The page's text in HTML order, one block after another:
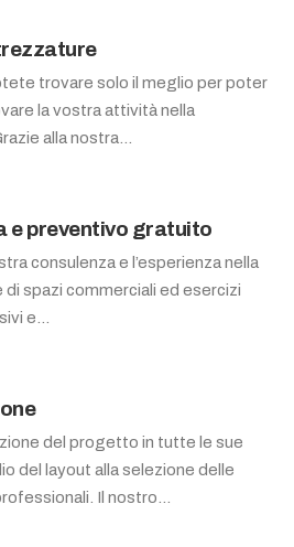
trovare solo il meglio per poter
la vostra attività nella
alla nostra...
e preventivo gratuito
consulenza e l’esperienza nella
spazi commerciali ed esercizi
e...
del progetto in tutte le sue
del layout alla selezione delle
Il nostro...